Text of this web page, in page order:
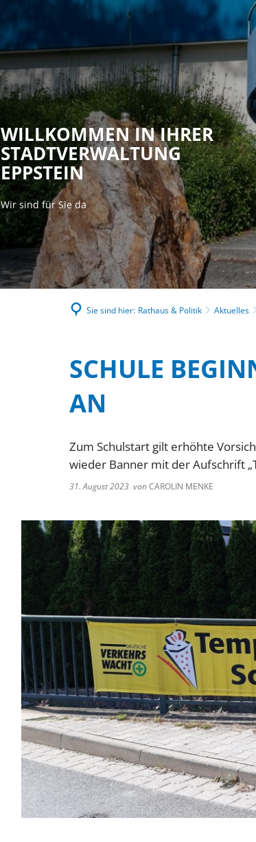
Rathaus & Politik
WILLKOMMEN IN IHRER
STADTVERWALTUNG
EPPSTEIN
Wir sind für Sie da
Sie sind hier: Rathaus & Politik Aktuelles
SCHULE
AN
Zum Schulstart gilt erhöhte
wieder Banner mit der Aufschrift
31. August 2023 vonCAROLIN MENKE